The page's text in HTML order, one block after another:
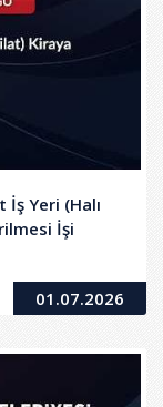
İş Yeri (Halı
İşi
01.07.2026